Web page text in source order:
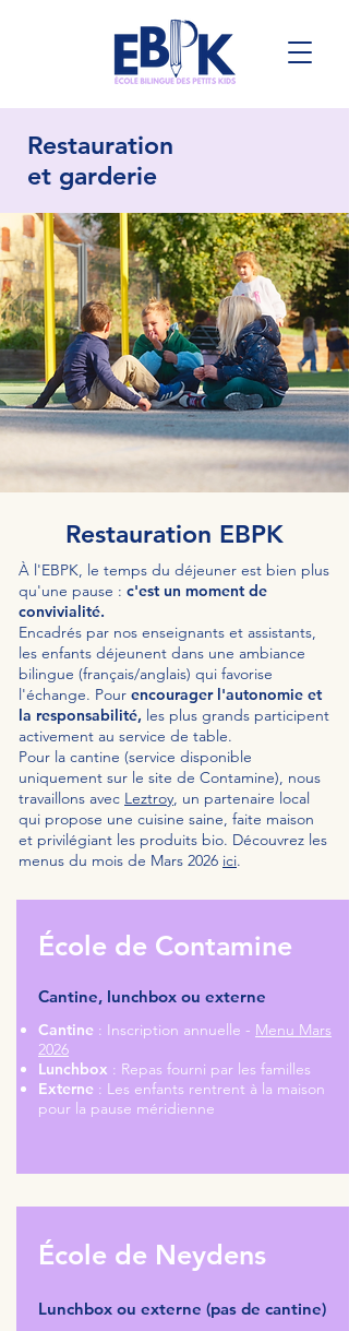
Restauration
et garderie
Restauration EBPK
À l'EBPK, le temps du déjeuner est bien plus
qu'une pause : c'est un moment de
convivialité.
Encadrés par nos enseignants et assistants,
les enfants déjeunent dans une ambiance
bilingue (français/anglais) qui favorise
l'échange. Pour encourager l'autonomie et
la responsabilité, les plus grands participent
activement au service de table.
Pour la cantine (service disponible
uniquement sur le site de Contamine), nous
travaillons avec Leztroy, un partenaire local
qui propose une cuisine saine, faite maison
et privilégiant les produits bio. Découvrez les
menus du mois de Mars 2026 ici.
École de Contamine
Cantine, lunchbox ou externe
Cantine : Inscription annuelle - Menu Mars
2026
Lunchbox : Repas fourni par les familles
Externe : Les enfants rentrent à la maison
pour la pause méridienne
École de Neydens
Lunchbox ou externe (pas de cantine)